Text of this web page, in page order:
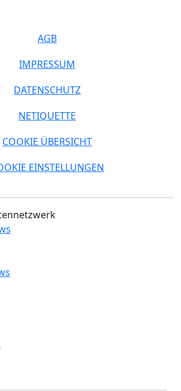
AGB
IMPRESSUM
DATENSCHUTZ
NETIQUETTE
COOKIE ÜBERSICHT
EINSTELLUNGEN